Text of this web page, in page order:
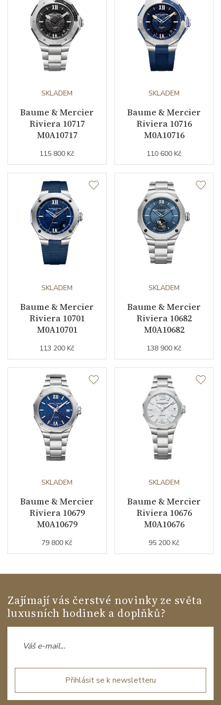
SKLADEM
Baume & Mercier
Riviera 10717
M0A10717
115 800 Kč
SKLADEM
Baume & Mercier
Riviera 10716
M0A10716
110 600 Kč
SKLADEM
Baume & Mercier
Riviera 10701
M0A10701
113 200 Kč
SKLADEM
Baume & Mercier
Riviera 10682
M0A10682
138 900 Kč
SKLADEM
Baume & Mercier
Riviera 10679
M0A10679
79 800 Kč
SKLADEM
Baume & Mercier
Riviera 10676
M0A10676
95 200 Kč
Zajímají vás čerstvé novinky ze světa
luxusních hodinek a doplňků?
Přihlásit se k newsletteru